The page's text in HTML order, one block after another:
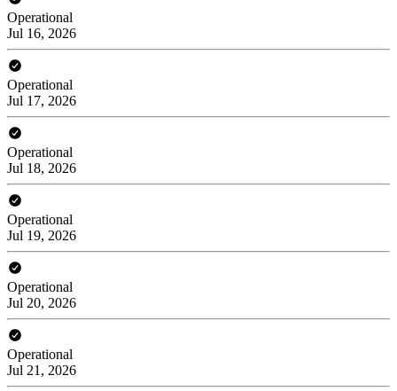
Operational
Jul 16, 2026
Operational
Jul 17, 2026
Operational
Jul 18, 2026
Operational
Jul 19, 2026
Operational
Jul 20, 2026
Operational
Jul 21, 2026